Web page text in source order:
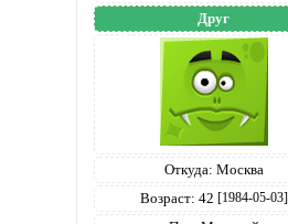
Друг
Откуда: Москва
Возраст: 42 [1984-05-03]